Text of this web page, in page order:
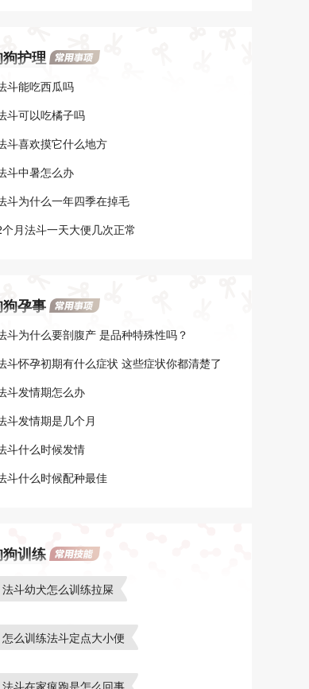
小、脑炎、癫痫等疾病，此
护理
斗能吃西瓜吗
斗可以吃橘子吗
斗喜欢摸它什么地方
斗中暑怎么办
斗为什么一年四季在掉毛
月法斗一天大便几次正常
孕事
斗为什么要剖腹产 是品种特殊性吗？
斗怀孕初期有什么症状 这些症状你都清楚了
斗发情期怎么办
斗发情期是几个月
斗什么时候发情
斗什么时候配种最佳
训练
法斗幼犬怎么训练拉屎
怎么训练法斗定点大小便
法斗在家疯跑是怎么回事